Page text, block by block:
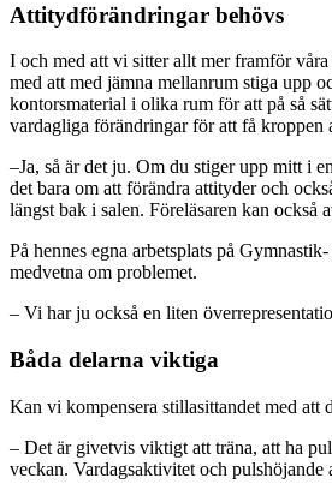
Attitydförändringar behövs
I och med att vi sitter allt mer framför
med att med jämna mellanrum stiga upp
kontorsmaterial i olika rum för att på så
vardagliga förändringar för att få kroppen
–Ja, så är det ju. Om du stiger upp mitt i
det bara om att förändra attityder och
längst bak i salen. Föreläsaren kan också
På hennes egna arbetsplats på
medvetna om problemet.
– Vi har ju också en liten
Båda delarna viktiga
Kan vi kompensera stillasittandet med att
– Det är givetvis viktigt att träna, att ha
veckan. Vardagsaktivitet och